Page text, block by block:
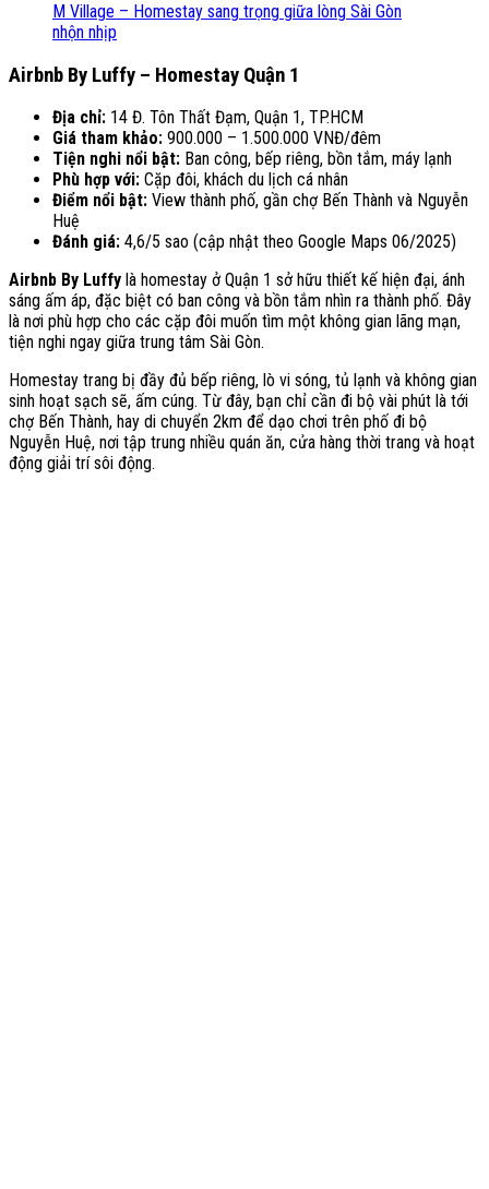
M Village – Homestay sang trọng giữa lòng Sài Gòn
nhộn nhịp
Airbnb By Luffy – Homestay Quận 1
Địa chỉ: 14 Đ. Tôn Thất Đạm, Quận 1, TP.HCM
Giá tham khảo: 900.000 – 1.500.000 VNĐ/đêm
Tiện nghi nổi bật: Ban công, bếp riêng, bồn tắm, máy lạnh
Phù hợp với: Cặp đôi, khách du lịch cá nhân
Điểm nổi bật: View thành phố, gần chợ Bến Thành và Nguyễn
Huệ
Đánh giá: 4,6/5 sao (cập nhật theo Google Maps 06/2025)
Airbnb By Luffy là homestay ở Quận 1 sở hữu thiết kế hiện đại, ánh
sáng ấm áp, đặc biệt có ban công và bồn tắm nhìn ra thành phố. Đây
là nơi phù hợp cho các cặp đôi muốn tìm một không gian lãng mạn,
tiện nghi ngay giữa trung tâm Sài Gòn.
Homestay trang bị đầy đủ bếp riêng, lò vi sóng, tủ lạnh và không gian
sinh hoạt sạch sẽ, ấm cúng. Từ đây, bạn chỉ cần đi bộ vài phút là tới
chợ Bến Thành, hay di chuyển 2km để dạo chơi trên phố đi bộ
Nguyễn Huệ, nơi tập trung nhiều quán ăn, cửa hàng thời trang và hoạt
động giải trí sôi động.